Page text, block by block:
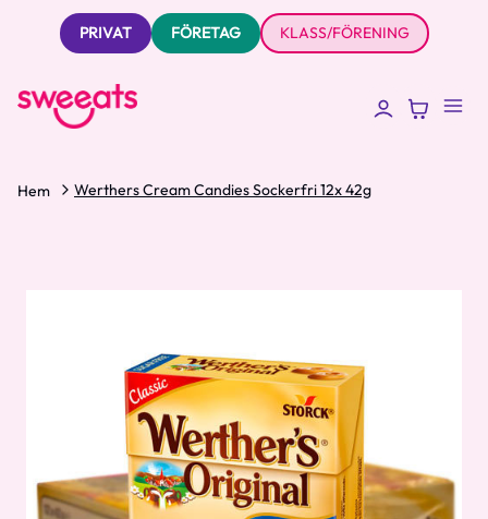
PRIVAT FÖRETAG KLASS/FÖRENING
Hem Werthers Cream Candies Sockerfri 12x 42g